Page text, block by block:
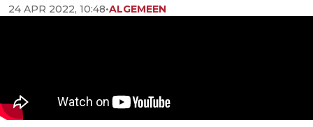
24 APR 2022, 10:48•ALGEMEEN